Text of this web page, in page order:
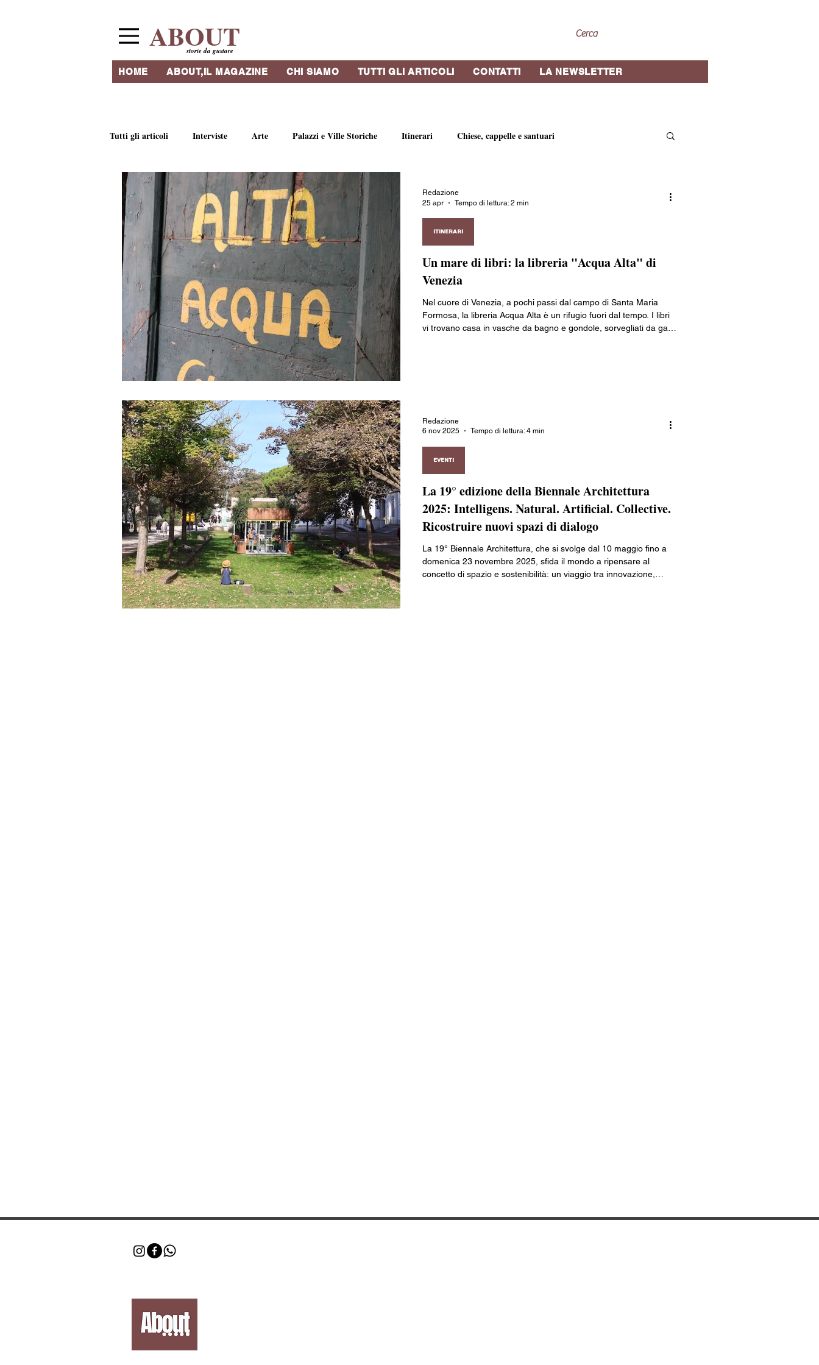
ABOUT
storie da gustare
HOME ABOUT,IL MAGAZINE CHI SIAMO TUTTI GLI ARTICOLI CONTATTI LA NEWSLETTER
Tutti gli articoli Interviste Arte Palazzi e Ville Storiche Itinerari Chiese, cappelle e santuari
Ricette e tradizioni culinarie Libri e riviste Strutture Ricettive
Ristoranti & Ritrovi Artigianato Profumi di Genova Artisti e gallerie d'arte
Gite fuori porta Enogastronomia Vivere all'estero Valle d’Aosta Piemonte
Trentino-Alto Adige Veneto Friuli-Venezia Giulia Emilia-Romagna Toscana Umbria
Un mare di libri: la libreria "Acqua Alta" di
Venezia
Nel cuore di Venezia, a pochi passi dal campo di Santa Maria
Formosa, la libreria Acqua Alta è un rifugio fuori dal tempo. I libri
vi trovano casa in vasche da bagno e gondole, sorvegliati da gatti
ITINERARI
Redazione
25 apr
Tempo di lettura: 2 min
La 19° edizione della Biennale Architettura
2025: Intelligens. Natural. Artificial. Collective.
Ricostruire nuovi spazi di dialogo
La 19° Biennale Architettura, che si svolge dal 10 maggio fino a
domenica 23 novembre 2025, sfida il mondo a ripensare al
concetto di spazio e sostenibilità: un viaggio tra innovazione,
EVENTI
Redazione
6 nov 2025
Tempo di lettura: 4 min